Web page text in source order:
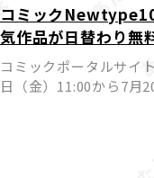
コミック
気作品が日替わり無
華フェア開催
コミックポータルサイ
日（金）11:00から7月